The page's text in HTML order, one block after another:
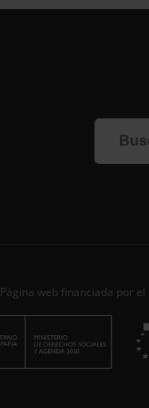
Página web financiada por